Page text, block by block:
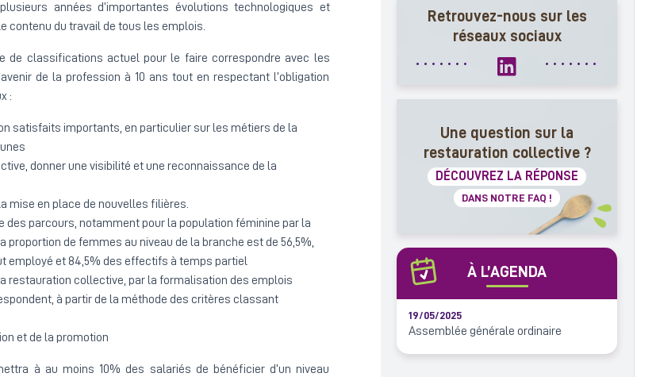
années d’importantes évolutions technologiques et
contenu du travail de tous les emplois.
de classifications actuel pour le faire correspondre avec les
de la profession à 10 ans tout en respectant l’obligation
:
satisfaits importants, en particulier sur les métiers de la
donner une visibilité et une reconnaissance de la
mise en place de nouvelles filières.
des parcours, notamment pour la population féminine par la
de femmes au niveau de la branche est de 56,5%,
employé et 84,5% des effectifs à temps partiel
restauration collective, par la formalisation des emplois
à partir de la méthode des critères classant
et de la promotion
à au moins 10% des salariés de bénéficier d’un niveau
Retrouvez-nous sur les
réseaux sociaux
Une question sur la
restauration collective ?
DÉCOUVREZ LA RÉPONSE
DANS NOTRE FAQ !
À L’AGENDA
19/05/2025
Assemblée générale ordinaire